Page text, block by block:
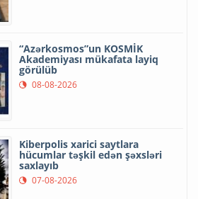
“Azərkosmos”un KOSMİK
Akademiyası mükafata layiq
görülüb
08-08-2026
Kiberpolis xarici saytlara
hücumlar təşkil edən şəxsləri
saxlayıb
07-08-2026